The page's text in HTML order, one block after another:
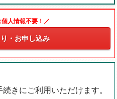
人情報不要！／
・お申し込み
きにご利用いただけます。